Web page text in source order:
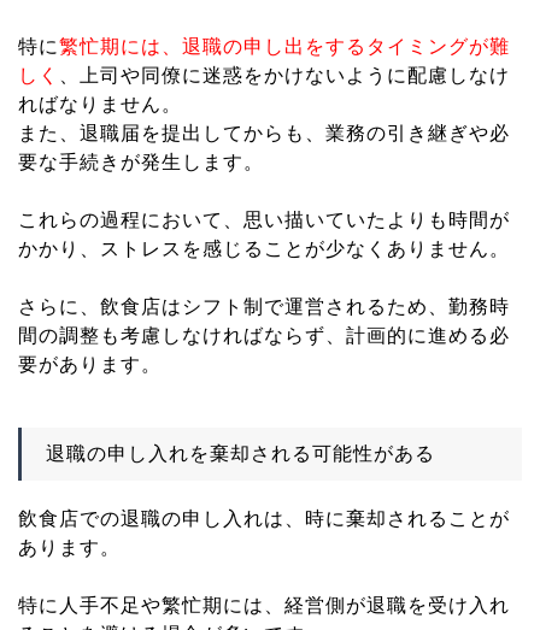
特に繁忙期には、退職の申し出をするタイミングが難
しく
、上司や同僚に迷惑をかけないように配慮しなけ
ればなりません。
また、退職届を提出してからも、業務の引き継ぎや必
要な手続きが発生します。
これらの過程において、思い描いていたよりも時間が
かかり、ストレスを感じることが少なくありません。
さらに、飲食店はシフト制で運営されるため、勤務時
間の調整も考慮しなければならず、計画的に進める必
要があります。
退職の申し入れを棄却される可能性がある
飲食店での退職の申し入れは、時に棄却されることが
あります。
特に人手不足や繁忙期には、経営側が退職を受け入れ